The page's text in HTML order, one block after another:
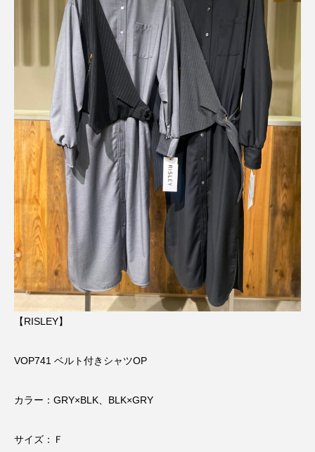
【RISLEY】
VOP741 ベルト付きシャツOP
カラー：GRY×BLK、BLK×GRY
サイズ：Ｆ